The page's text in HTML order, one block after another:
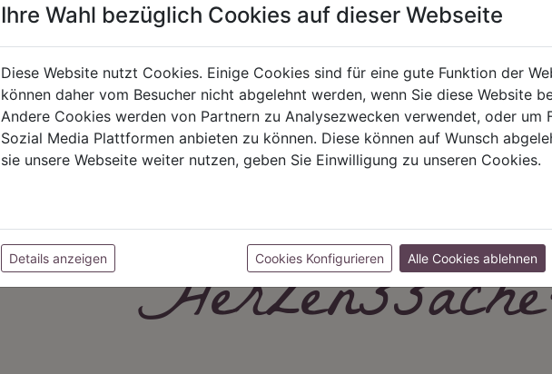
der jeweils gültigen Mehrwertsteuer und Versandkosten. Für Irrtümer und
unter 50,00 EUR behalten wir uns die Berechnung eines
können Farbabweichungen zwischen der Bildschirmdarstellung und dem
Ihre Wahl bezüglich Cookies auf dieser Webseite
Diese Website nutzt Cookies. Einige Cookies sind für eine gute Funktion der
können daher vom Besucher nicht abgelehnt werden, wenn Sie diese Website
Andere Cookies werden von Partnern zu Analysezwecken verwendet, oder um
Sozial Media Plattformen anbieten zu können. Diese können auf Wunsch
sie unsere Webseite weiter nutzen, geben Sie Einwilligung zu unseren Cookies.
Details anzeigen Cookies Konfigurieren Alle Cookies ablehnen